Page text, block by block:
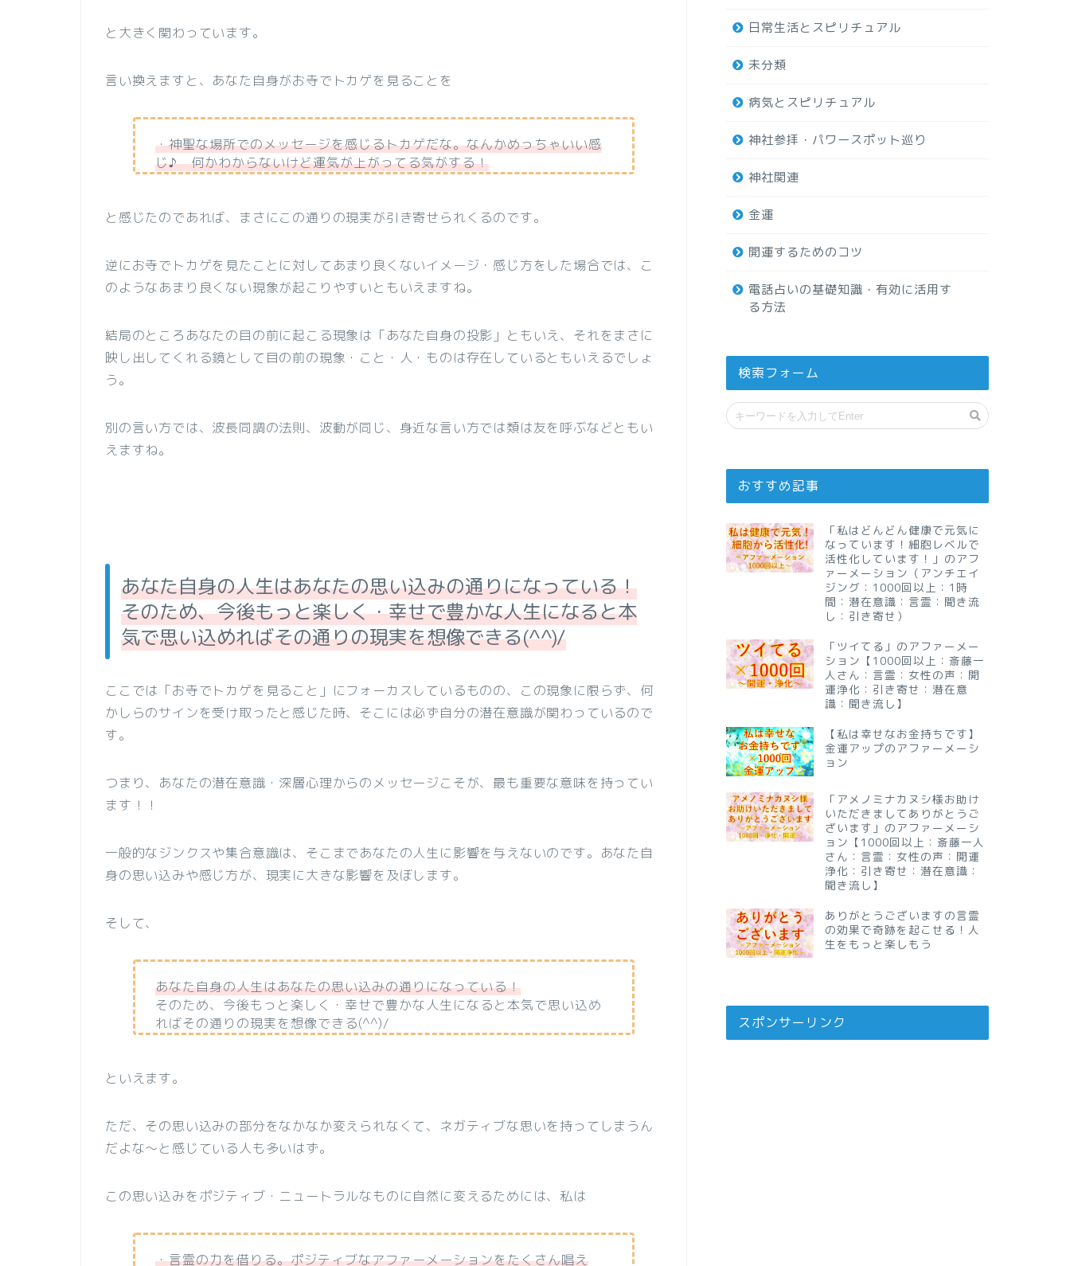
と大きく関わっています。
言い換えますと、あなた自身がお寺でトカゲを見ることを
・神聖な場所でのメッセージを感じるトカゲだな。なんかめっちゃいい感
じ♪ 何かわからないけど運気が上がってる気がする！
と感じたのであれば、まさにこの通りの現実が引き寄せられくるのです。
逆にお寺でトカゲを見たことに対してあまり良くないイメージ・感じ方をした場合では、こ
のようなあまり良くない現象が起こりやすいともいえますね。
結局のところあなたの目の前に起こる現象は「あなた自身の投影」ともいえ、それをまさに
映し出してくれる鏡として目の前の現象・こと・人・ものは存在しているともいえるでしょ
う。
別の言い方では、波長同調の法則、波動が同じ、身近な言い方では類は友を呼ぶなどともい
えますね。
あなた自身の人生はあなたの思い込みの通りになっている！
そのため、今後もっと楽しく・幸せで豊かな人生になると本
気で思い込めればその通りの現実を想像できる(^^)/
ここでは「お寺でトカゲを見ること」にフォーカスしているものの、この現象に限らず、何
かしらのサインを受け取ったと感じた時、そこには必ず自分の潜在意識が関わっているので
す。
つまり、あなたの潜在意識・深層心理からのメッセージこそが、最も重要な意味を持ってい
ます！！
一般的なジンクスや集合意識は、そこまであなたの人生に影響を与えないのです。あなた自
身の思い込みや感じ方が、現実に大きな影響を及ぼします。
そして、
あなた自身の人生はあなたの思い込みの通りになっている！
そのため、今後もっと楽しく・幸せで豊かな人生になると本気で思い込め
ればその通りの現実を想像できる(^^)/
といえます。
ただ、その思い込みの部分をなかなか変えられなくて、ネガティブな思いを持ってしまうん
だよな～と感じている人も多いはず。
この思い込みをポジティブ・ニュートラルなものに自然に変えるためには、私は
・言霊の力を借りる。ポジティブなアファーメーションをたくさん唱え
日常生活とスピリチュアル
未分類
病気とスピリチュアル
神社参拝・パワースポット巡り
神社関連
金運
開運するためのコツ
電話占いの基礎知識・有効に活用す
る方法
検索フォーム
おすすめ記事
「私はどんどん健康で元気に
なっています！細胞レベルで
活性化しています！」のアフ
ァーメーション（アンチエイ
ジング：1000回以上：1時
間：潜在意識：言霊：聞き流
し：引き寄せ）
「ツイてる」のアファーメー
ション【1000回以上：斎藤一
人さん：言霊：女性の声：開
運浄化：引き寄せ：潜在意
識：聞き流し】
【私は幸せなお金持ちです】
金運アップのアファーメーシ
ョン
「アメノミナカヌシ様お助け
いただきましてありがとうご
ざいます」のアファーメーシ
ョン【1000回以上：斎藤一人
さん：言霊：女性の声：開運
浄化：引き寄せ：潜在意識：
聞き流し】
ありがとうございますの言霊
の効果で奇跡を起こせる！人
生をもっと楽しもう
スポンサーリンク